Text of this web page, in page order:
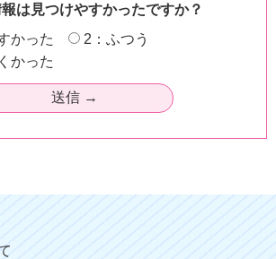
は見つけやすかったですか？
かった
2：ふつう
かった